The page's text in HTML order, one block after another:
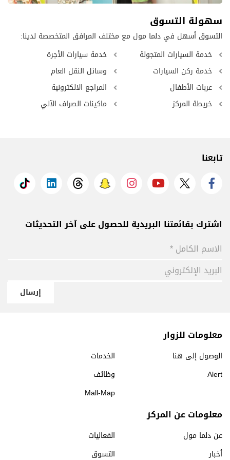
سهولة التسوق
التسوق أسهل في دلما مول مع مختلف المرافق المتخصصة لدينا:
خدمة السيارات المتجولة
خدمة سيارات الأجرة
خدمة ركن السيارات
وسائل النقل العام
عربات الأطفال
المراجع الالكترونية
خريطة المركز
ماكينات الصراف الآلي
تابعنا
اشترك بقائمتنا البريدية للحصول على آخر التحديثات
إرسال
معلومات للزوار
الخدمات
الوصول إلى هنا
وظائف
Alert
Mall-Map
معلومات عن المركز
عن دلما مول
الفعاليات
أخبار
التسوق